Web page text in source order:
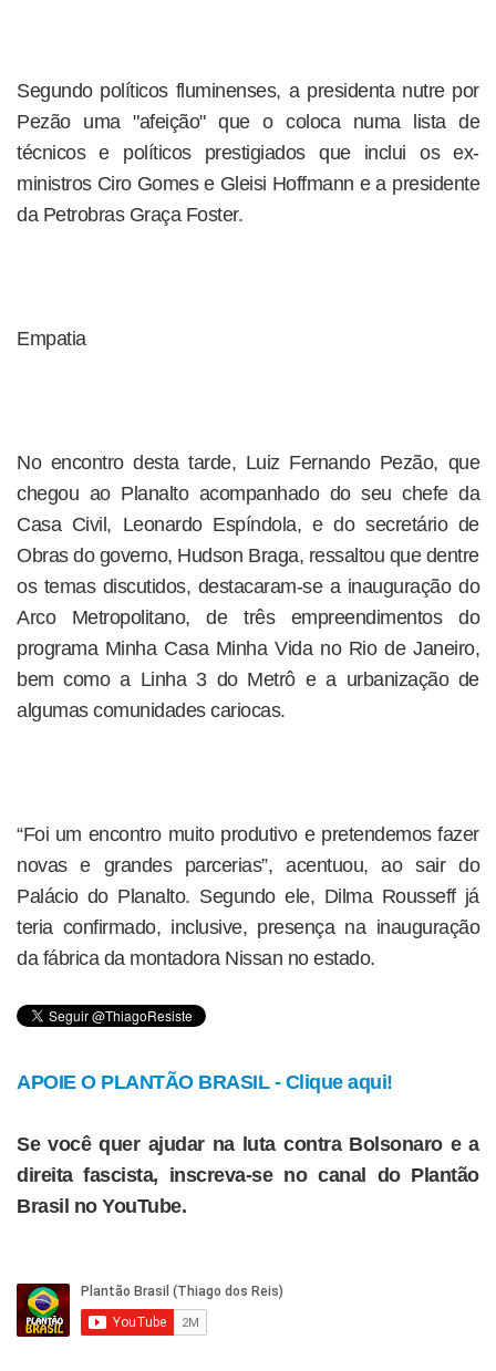
Segundo políticos fluminenses, a presidenta nutre por
Pezão uma "afeição" que o coloca numa lista de
técnicos e políticos prestigiados que inclui os ex-
ministros Ciro Gomes e Gleisi Hoffmann e a presidente
da Petrobras Graça Foster.
Empatia
No encontro desta tarde, Luiz Fernando Pezão, que
chegou ao Planalto acompanhado do seu chefe da
Casa Civil, Leonardo Espíndola, e do secretário de
Obras do governo, Hudson Braga, ressaltou que dentre
os temas discutidos, destacaram-se a inauguração do
Arco Metropolitano, de três empreendimentos do
programa Minha Casa Minha Vida no Rio de Janeiro,
bem como a Linha 3 do Metrô e a urbanização de
algumas comunidades cariocas.
“Foi um encontro muito produtivo e pretendemos fazer
novas e grandes parcerias”, acentuou, ao sair do
Palácio do Planalto. Segundo ele, Dilma Rousseff já
teria confirmado, inclusive, presença na inauguração
da fábrica da montadora Nissan no estado.
APOIE O PLANTÃO BRASIL - Clique aqui!
Se você quer ajudar na luta contra Bolsonaro e a
direita fascista, inscreva-se no canal do Plantão
Brasil no YouTube.